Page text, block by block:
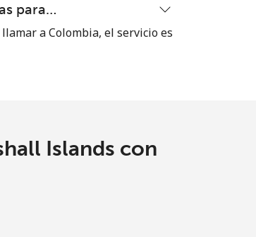
para…
a Colombia, el servicio es
Islands con